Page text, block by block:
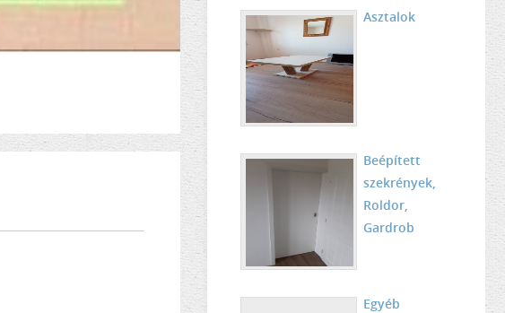
Asztalok
Beépített
szekrények,
Roldor,
Gardrob
Egyéb